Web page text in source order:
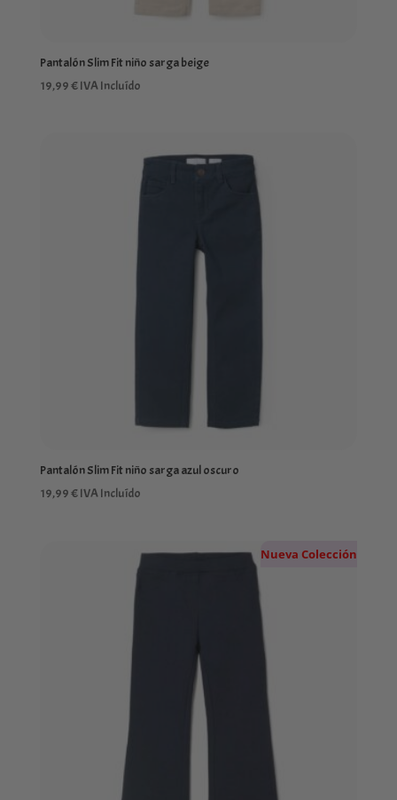
Pantalón Slim Fit niño sarga beige
19,99€IVA Incluído
Pantalón Slim Fit niño sarga azul oscuro
19,99€IVA Incluído
Nueva Colección